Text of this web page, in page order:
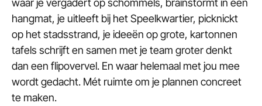
hangmat, je uitleeft bij het Speelkwartier, picknickt
op het stadsstrand, je ideeën op grote, kartonnen
tafels schrijft en samen met je team groter denkt
dan een flipovervel. En waar helemaal met jou mee
wordt gedacht. Mét ruimte om je plannen concreet
te maken.